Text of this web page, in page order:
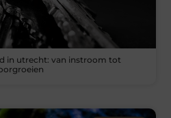
in utrecht: van instroom tot